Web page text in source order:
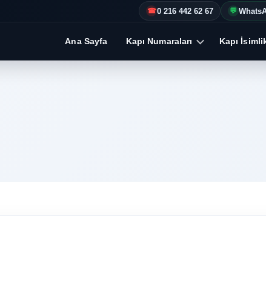
☎0 216 442 62 67 💬
Ana Sayfa Kapı Numaraları Kapı